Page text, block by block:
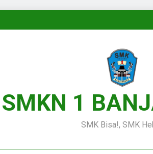
SMKN 1
SMK Bisa!, SMK